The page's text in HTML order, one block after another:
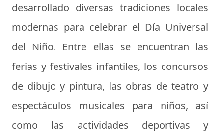
desarrollado diversas tradiciones locales
modernas para celebrar el Día Universal
del Niño. Entre ellas se encuentran las
ferias y festivales infantiles, los concursos
de dibujo y pintura, las obras de teatro y
espectáculos musicales para niños, así
como las actividades deportivas y